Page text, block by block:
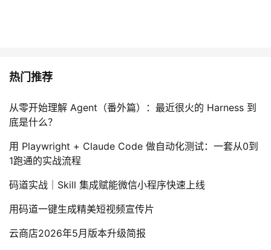
热门推荐
从零开始理解 Agent（番外篇）：最近很火的 Harness 到
底是什么？
用 Playwright + Claude Code 做自动化测试：一套从0到
1跑通的实战流程
码道实战｜Skill 集成赋能微信小程序快速上线
用码道一键生成精美短视频宣传片
云商店2026年5月版本升级简报